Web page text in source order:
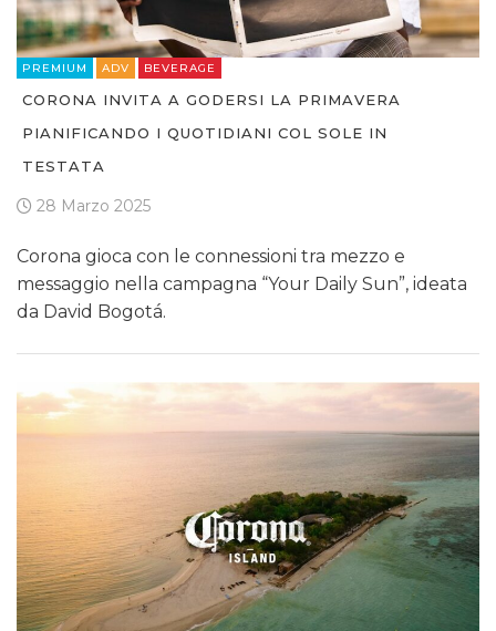
PREMIUM ADV BEVERAGE
CORONA INVITA A GODERSI LA PRIMAVERA
PIANIFICANDO I QUOTIDIANI COL SOLE IN
TESTATA
28 Marzo 2025
Corona gioca con le connessioni tra mezzo e
messaggio nella campagna “Your Daily Sun”, ideata
da David Bogotá.